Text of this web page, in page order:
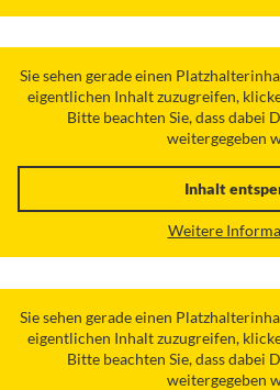
Sie sehen gerade einen
eigentlichen Inhalt zuzugreifen,
Bitte beachten Sie, dass dabei
weitergegeben
Inhalt
Weitere
Sie sehen gerade einen
eigentlichen Inhalt zuzugreifen,
Bitte beachten Sie, dass dabei
weitergegeben